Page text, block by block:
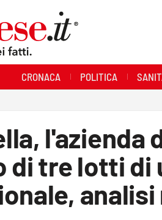
CRONACA POLITICA
l'azienda
di tre lotti di